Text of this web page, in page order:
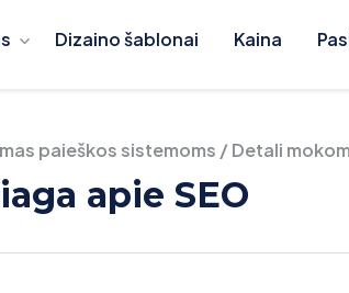
Dizaino šablonai Kaina
paieškos sistemoms /Detali
apie SEO